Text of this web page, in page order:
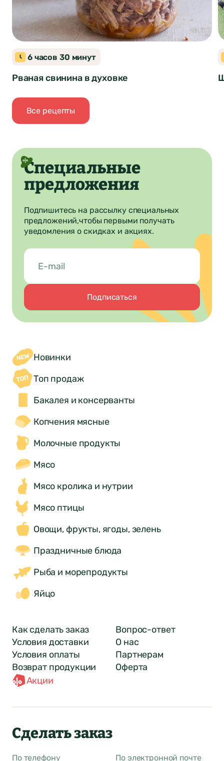
Блюда из свинины
6 часов 30 минут
Рваная свинина в духовке
Все рецепты
Специальные
предложения
Подпишитесь на рассылку специальных
предложений,чтобы первыми получать
уведомления о скидках и акциях.
Подписаться
Новинки
Топ продаж
Бакалея и консерванты
Копчения мясные
Молочные продукты
Мясо
Мясо кролика и нутрии
Мясо птицы
Овощи, фрукты, ягоды, зелень
Праздничные блюда
Рыба и морепродукты
Яйцо
Как сделать заказ
Условия доставки
Условия оплаты
Возврат продукции
Акции
Вопрос-ответ
О нас
Партнерам
Оферта
Сделать заказ
По телефону По электронной почте